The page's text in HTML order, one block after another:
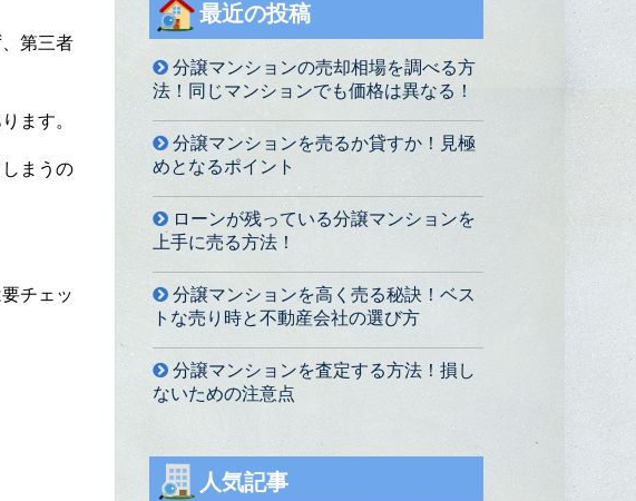
第三者
ます。
まうの
チェッ
最近の投稿
分譲マンションの売却相場を調べる方
法！同じマンションでも価格は異なる！
分譲マンションを売るか貸すか！見極
めとなるポイント
ローンが残っている分譲マンションを
上手に売る方法！
分譲マンションを高く売る秘訣！ベス
トな売り時と不動産会社の選び方
分譲マンションを査定する方法！損し
ないための注意点
人気記事